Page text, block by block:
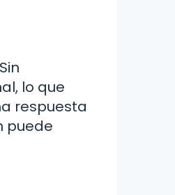
lo que
respuesta
puede